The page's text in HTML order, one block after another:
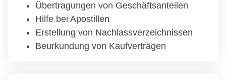
Übertragungen von Geschäftsanteilen
Hilfe bei Apostillen
Erstellung von Nachlassverzeichnissen
Beurkundung von Kaufverträgen